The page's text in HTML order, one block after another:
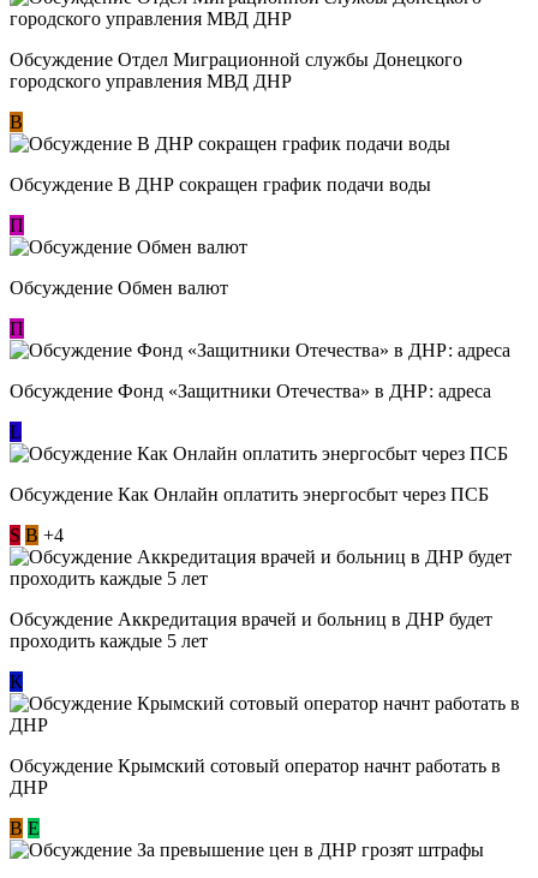
Обсуждение Отдел Миграционной службы Донецкого
городского управления МВД ДНР
В
Обсуждение В ДНР сокращен график подачи воды
П
Обсуждение Обмен валют
П
Обсуждение Фонд «Защитники Отечества» в ДНР: адреса
L
Обсуждение ​Как Онлайн оплатить энергосбыт через ПСБ
S В +4
Обсуждение Аккредитация врачей и больниц в ДНР будет
проходить каждые 5 лет
К
Обсуждение Крымский сотовый оператор начнт работать в
ДНР
В E